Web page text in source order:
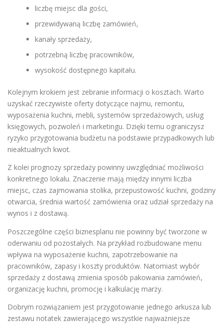
liczbę miejsc dla gości,
przewidywaną liczbę zamówień,
kanały sprzedaży,
potrzebną liczbę pracowników,
wysokość dostępnego kapitału.
Kolejnym krokiem jest zebranie informacji o kosztach. Warto
uzyskać rzeczywiste oferty dotyczące najmu, remontu,
wyposażenia kuchni, mebli, systemów sprzedażowych, usług
księgowych, pozwoleń i marketingu. Dzięki temu ograniczysz
ryzyko przygotowania budżetu na podstawie przypadkowych lub
nieaktualnych kwot.
Z kolei prognozy sprzedaży powinny uwzględniać możliwości
konkretnego lokalu. Znaczenie mają między innymi liczba
miejsc, czas zajmowania stolika, przepustowość kuchni, godziny
otwarcia, średnia wartość zamówienia oraz udział sprzedaży na
wynos i z dostawą.
Poszczególne części biznesplanu nie powinny być tworzone w
oderwaniu od pozostałych. Na przykład rozbudowane menu
wpływa na wyposażenie kuchni, zapotrzebowanie na
pracowników, zapasy i koszty produktów. Natomiast wybór
sprzedaży z dostawą zmienia sposób pakowania zamówień,
organizację kuchni, promocję i kalkulację marży.
Dobrym rozwiązaniem jest przygotowanie jednego arkusza lub
zestawu notatek zawierającego wszystkie najważniejsze